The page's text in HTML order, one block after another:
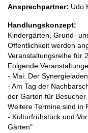
Ansprechpartner: Udo
Handlungskonzept:
Kindergärten, Grund-
Öffentlichkeit werden
Veranstaltungsreihe für
Folgende
- Mai: Der
- Am Tag der
der Garten für Besucher
Weitere Termine sind in
- Kulturfrühstück und
Gärten"